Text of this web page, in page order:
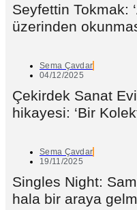
Seyfettin Tokmak:
üzerinden
Sema Çavdar
04/12/2025
Çekirdek Sanat
hikayesi: ‘Bir
Sema Çavdar
19/11/2025
Singles Night:
hala bir araya